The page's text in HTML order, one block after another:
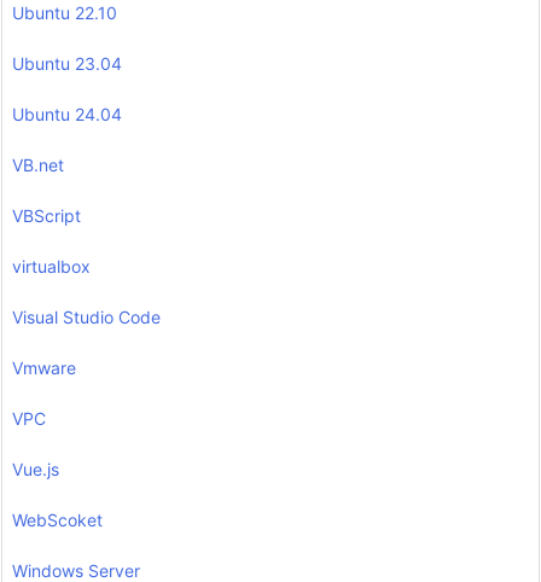
Ubuntu 22.10
Ubuntu 23.04
Ubuntu 24.04
VB.net
VBScript
virtualbox
Visual Studio Code
Vmware
VPC
Vue.js
WebScoket
Windows Server